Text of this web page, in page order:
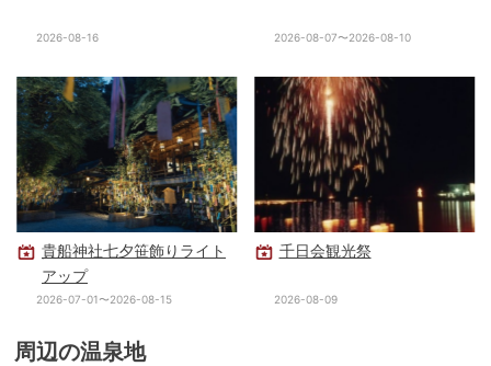
2026-08-16 2026-08-07〜2026-08-10
貴船神社七夕笹飾りライト
アップ
2026-07-01〜2026-08-15
千日会観光祭
2026-08-09
周辺の温泉地